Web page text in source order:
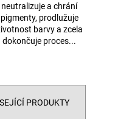
neutralizuje a chrání
pigmenty, prodlužuje
barvy a zcela
dokončuje proces...
PRODUKTY